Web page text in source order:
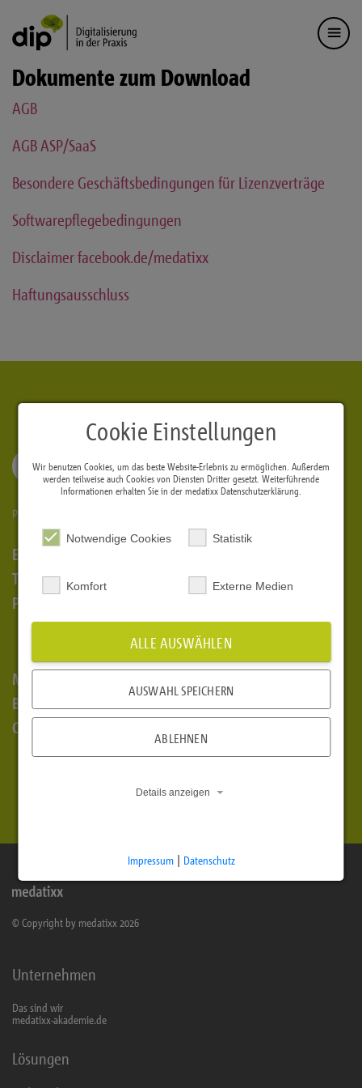
Dokumente zum Download
AGB
AGB ASP/SaaS
Besondere Geschäftsbedingungen für Lizenzverträge
Softwarepflegebedingungen
Disclaimer facebook.de/medatixx
Haftungsausschluss
E-Health
Telematikinfrastruktur
Politik & Gesetze
Mediathek
Blog
Glossar
© Copyright by medatixx 2026
Unternehmen
Das sind wir
medatixx-akademie.de
Lösungen
Cookie Einstellungen
Wir benutzen Cookies, um das beste Website-Erlebnis zu ermöglichen. Außerdem
werden teilweise auch Cookies von Diensten Dritter gesetzt. Weiterführende
Informationen erhalten Sie in der medatixx Datenschutzerklärung
Notwendige Cookies Statistik
Komfort Externe Medien
ALLE AUSWÄHLEN
AUSWAHL SPEICHERN
ABLEHNEN
Details anzeigen
Impressum| Datenschutz